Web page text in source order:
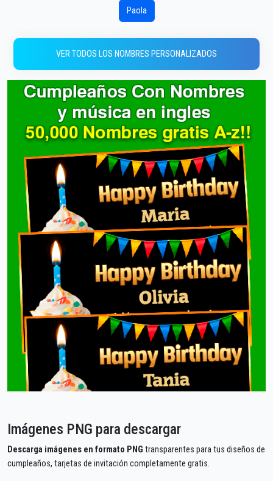
Paola
VER TODOS LOS NOMBRES PERSONALIZADOS
Imágenes PNG para descargar
Descarga imágenes en formato PNG transparentes para tus diseños de
cumpleaños, tarjetas de invitación completamente gratis.